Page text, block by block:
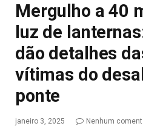
Mergulho a 40
luz de
dão detalhes
vítimas do
ponte
janeiro 3, 2025 Nenhum